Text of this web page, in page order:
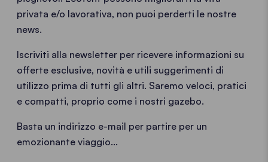
privata e/o lavorativa, non puoi perderti le nostre
news.
Iscriviti alla newsletter per ricevere informazioni su
offerte esclusive, novità e utili suggerimenti di
utilizzo prima di tutti gli altri. Saremo veloci, pratici
e compatti, proprio come i nostri gazebo.
Basta un indirizzo e-mail per partire per un
emozionante viaggio...